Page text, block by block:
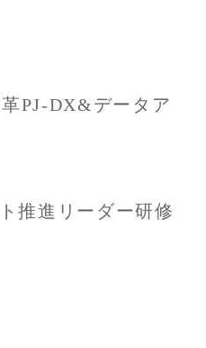
PJ-DX&データア
推進リーダー研修